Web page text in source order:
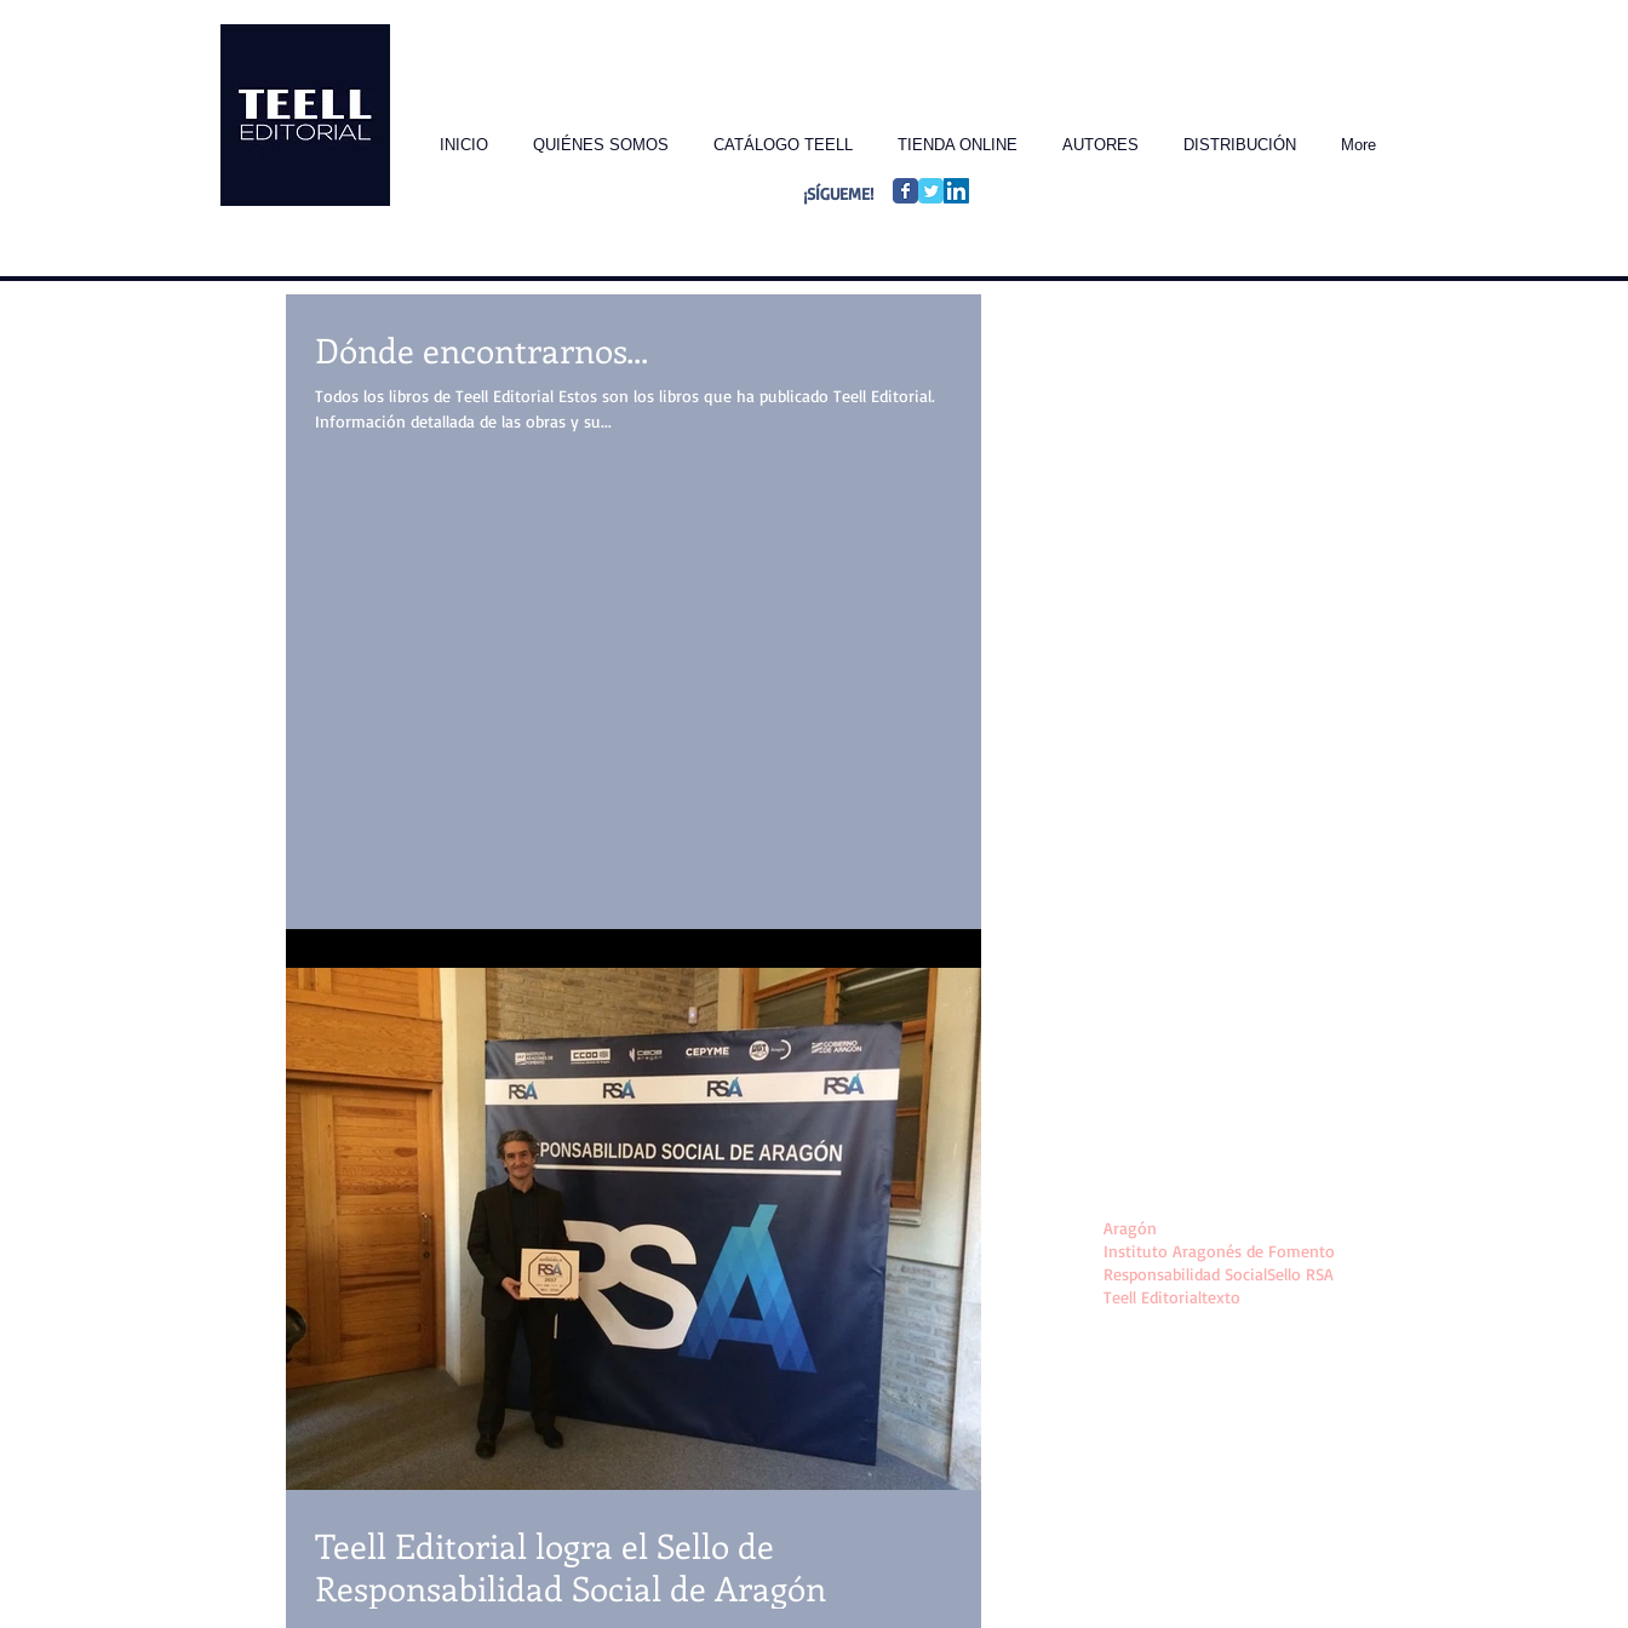
INICIO QUIÉNES SOMOS CATÁLOGO TEELL TIENDA ONLINE AUTORES DISTRIBUCIÓN More
Dónde encontrarnos...
Todos los libros de Teell Editorial Estos son los libros que ha publicado Teell Editorial.
Información detallada de las obras y su...
Teell Editorial logra el Sello de
Responsabilidad Social de Aragón
Aragón
Instituto Aragonés de Fomento
Responsabilidad SocialSello RSA
Teell Editorialtexto
¡SÍGUEME!